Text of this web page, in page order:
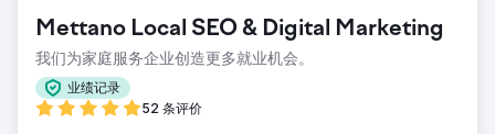
管理——以便与成熟的代理机构竞争。挑战在于如何在竞争激
烈的城市中跻身地图搜索结果前三名，同时为全国扩张做好准
备。
解决方案
Mettano Local SEO & Digital Marketing
我们为家庭服务企业创造更多就业机会。
业绩记录
52 条评价